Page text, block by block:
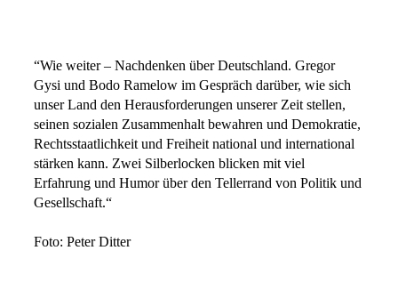
“Wie weiter – Nachdenken über Deutschland. Gregor
Gysi und Bodo Ramelow im Gespräch darüber, wie sich
unser Land den Herausforderungen unserer Zeit stellen,
seinen sozialen Zusammenhalt bewahren und Demokratie,
Rechtsstaatlichkeit und Freiheit national und international
stärken kann. Zwei Silberlocken blicken mit viel
Erfahrung und Humor über den Tellerrand von Politik und
Gesellschaft.“
Foto: Peter Ditter